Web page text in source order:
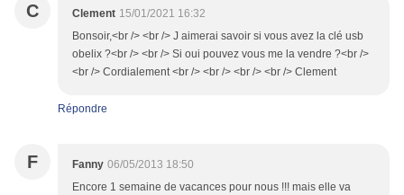
C Clement 15/01/2021 16:32
Bonsoir,<br /> <br /> J aimerai savoir si vous avez la clé usb
obelix ?<br /> <br /> Si oui pouvez vous me la vendre ?<br />
<br /> Cordialement <br /> <br /> <br /> <br /> Clement
Répondre
F Fanny 06/05/2013 18:50
Encore 1 semaine de vacances pour nous !!! mais elle va